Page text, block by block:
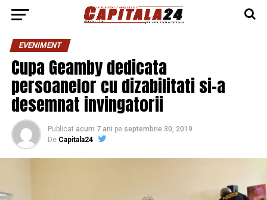
EVENIMENT
Cupa Geamby dedicata
persoanelor cu dizabilitati si-a
desemnat invingatorii
Publicat acum 7 ani pe septembrie 30, 2019
De Capitala24